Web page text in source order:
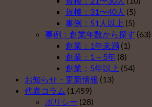
は
５
（そ
の
３）
は
由
ベ
ス
ト
５
（そ
の
２）
は
規模：31〜40人 (5)
事例：51人以上 (5)
事例：創業年数から探す (63)
創業：1年未満 (1)
創業：1～5年 (8)
創業：5年以上 (54)
お知らせ・更新情報 (13)
代表コラム (1,459)
ポリシー (28)